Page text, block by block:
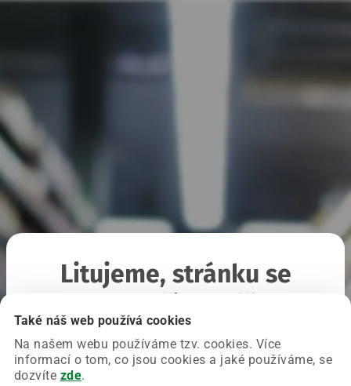
Také náš web používá cookies
Na našem webu používáme tzv. cookies. Více
informací o tom, co jsou cookies a jaké používáme, se
dozvíte zde.
Litujeme, stránku se
Chyba nastala na naší straně a už ji opravujeme.
Zkuste prosím znovu načíst požadovanou stránku.